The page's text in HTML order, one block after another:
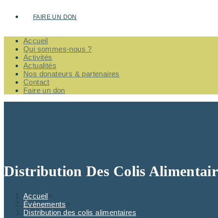
FAIRE UN DON
Accueil
Qui sommes-nous ?
Activités
Actualités
Nos donateurs & partenaires
Contact
Faire un don
Distribution Des Colis
Accueil>
Évènements>
Distribution des colis alimentaires